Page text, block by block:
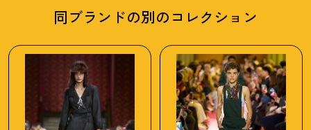
同ブランドの別のコレクション